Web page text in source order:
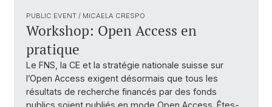
PUBLIC EVENT / MICAELA CRESPO
Workshop: Open Access en
pratique
Le FNS, la CE et la stratégie nationale suisse sur
l’Open Access exigent désormais que tous les
résultats de recherche financés par des fonds
publics soient publiés en mode Open Access. Êtes-